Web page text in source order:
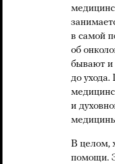
в самой
об
бывают и
до
и
В целом,
помощи.